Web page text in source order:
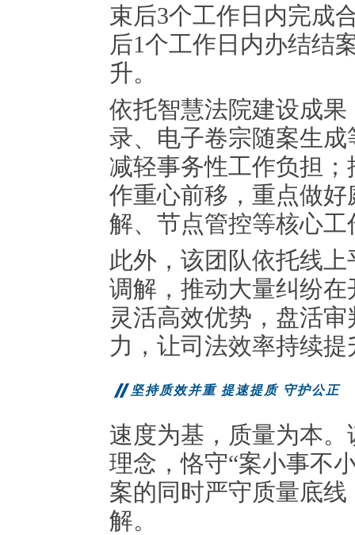
束后3个工作日内完成
后1个工作日内办结结
升。
依托智慧法院建设成
录、电子卷宗随案生
减轻事务性工作负担
作重心前移，重点做
解、节点管控等核心
此外，该团队依托线
调解，推动大量纠纷
灵活高效优势，盘活
力，让司法效率持续提
坚持质效并重 提速提质 守护公正
速度为基，质量为本
理念，恪守“案小事不
案的同时严守质量底
解。